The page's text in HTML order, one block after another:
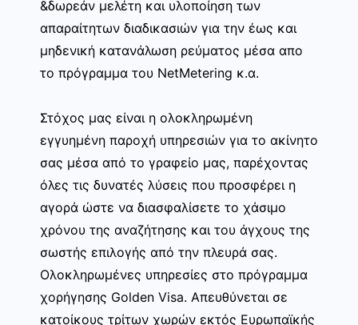
&δωρεάν μελέτη και υλοποίηση των
απαραίτητων διαδικασιών για την έως και
μηδενική κατανάλωση ρεύματος μέσα απο
το πρόγραμμα του NetMetering κ.α.
Στόχος μας είναι η ολοκληρωμένη
εγγυημένη παροχή υπηρεσιών για το ακίνητο
σας μέσα από το γραφείο μας, παρέχοντας
όλες τις δυνατές λύσεις που προσφέρει η
αγορά ώστε να διασφαλίσετε το χάσιμο
χρόνου της αναζήτησης και του άγχους της
σωστής επιλογής από την πλευρά σας.
Ολοκληρωμένες υπηρεσίες στο πρόγραμμα
χορήγησης Golden Visa. Απευθύνεται σε
κατοίκους τρίτων χωρών εκτός Ευρωπαϊκής